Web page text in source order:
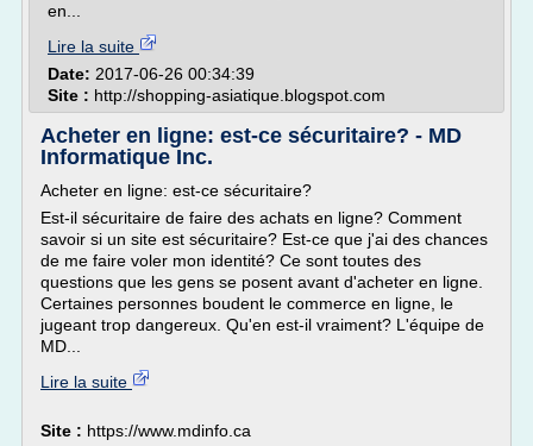
en...
Lire la suite
Date: 2017-06-26 00:34:39
Site : http://shopping-asiatique.blogspot.com
Acheter en ligne: est-ce sécuritaire? - MD
Informatique Inc.
Acheter en ligne: est-ce sécuritaire?
Est-il sécuritaire de faire des achats en ligne? Comment
savoir si un site est sécuritaire? Est-ce que j'ai des chances
de me faire voler mon identité? Ce sont toutes des
questions que les gens se posent avant d'acheter en ligne.
Certaines personnes boudent le commerce en ligne, le
jugeant trop dangereux. Qu'en est-il vraiment? L'équipe de
MD...
Lire la suite
Site : https://www.mdinfo.ca